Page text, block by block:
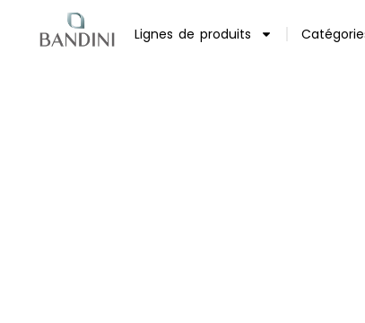
Lignes de produits